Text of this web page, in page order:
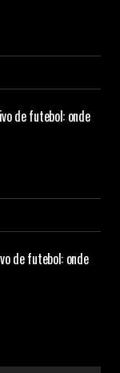
de futebol: onde
de futebol: onde